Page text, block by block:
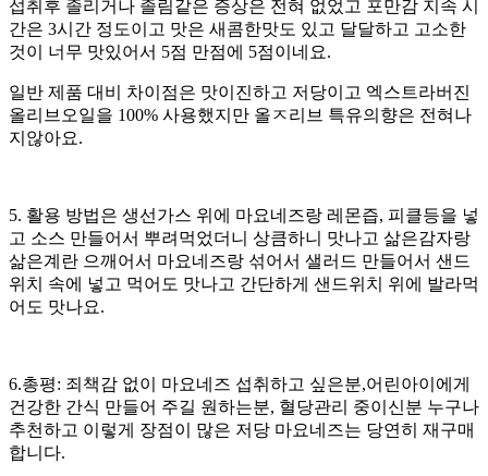
섭취후 졸리거나 졸림같은 증상은 전혀 없었고 포만감 지속 시
간은 3시간 정도이고 맛은 새콤한맛도 있고 달달하고 고소한
것이 너무 맛있어서 5점 만점에 5점이네요.
일반 제품 대비 차이점은 맛이진하고 저당이고 엑스트라버진
올리브오일을 100% 사용했지만 올ㅈ리브 특유의향은 전혀나
지않아요.
5. 활용 방법은 생선가스 위에 마요네즈랑 레몬즙, 피클등을 넣
고 소스 만들어서 뿌려먹었더니 상큼하니 맛나고 삶은감자랑
삶은계란 으깨어서 마요네즈랑 섞어서 샐러드 만들어서 샌드
위치 속에 넣고 먹어도 맛나고 간단하게 샌드위치 위에 발라먹
어도 맛나요.
6.총평: 죄책감 없이 마요네즈 섭취하고 싶은분,어린아이에게
건강한 간식 만들어 주길 원하는분, 혈당관리 중이신분 누구나
추천하고 이렇게 장점이 많은 저당 마요네즈는 당연히 재구매
합니다.